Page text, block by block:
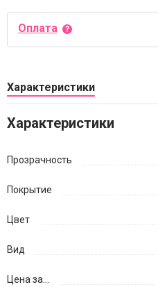
Оплата
Характеристики
Характеристики
Прозрачность
Покрытие
Цвет
Вид
Цена за...